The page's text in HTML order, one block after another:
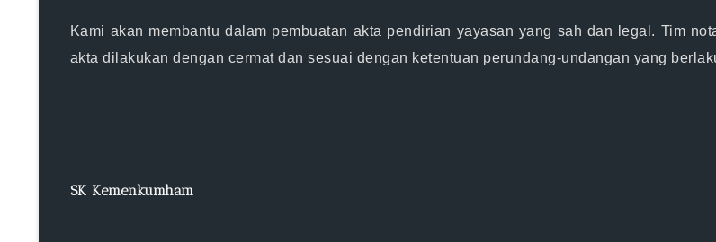
Kami akan membantu dalam pembuatan akta pendirian yayasan yang sah dan legal. Tim
akta dilakukan dengan cermat dan sesuai dengan ketentuan perundang-undangan yang
SK Kemenkumham